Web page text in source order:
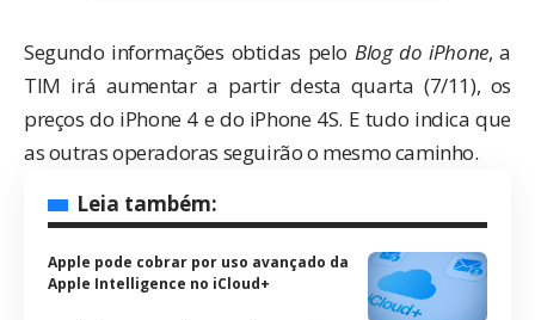
Segundo informações obtidas pelo Blog do iPhone, a
TIM irá aumentar a partir desta quarta (7/11), os
preços do iPhone 4 e do iPhone 4S. E tudo indica que
as outras operadoras seguirão o mesmo caminho.
Leia também:
Apple pode cobrar por uso avançado da
Apple Intelligence no iCloud+